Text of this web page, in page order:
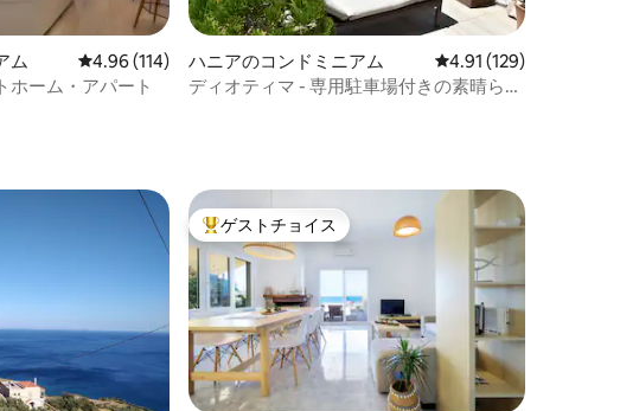
均評価
ム レビュー114件、5つ星中4.96つ星の平均評価
4.96 (114)
ホーム・アパート
ハニアのコンドミニアム レビュー129件、5つ
4.91 (129)
ディオティマ - 専用駐車場付きの素晴らし
大好評のゲストチョイスです。
ゲストチョイス